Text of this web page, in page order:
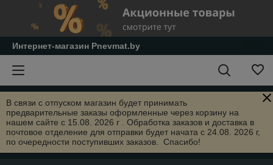
Интернет-магазин Pnevmat.by
В связи с отпуском магазин будет принимать
предварительные заказы оформленные через корзину на
нашем сайте с 15.08. 2026 г . Обработка заказов и доставка в
почтовое отделение для отправки будет начата с 24.08. 2026 г,
по очередности поступивших заказов. Спасибо!